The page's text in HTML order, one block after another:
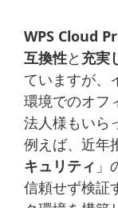
WPS Cloud
互換性と 充実
ていますが、
環境でのオフ
法人様もいら
例えば、近年
キュリティ 」
信頼せず検証